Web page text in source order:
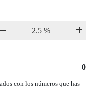
0
con los números que has